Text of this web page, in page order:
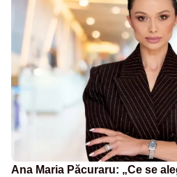
Ana Maria Păcuraru: „Ce se